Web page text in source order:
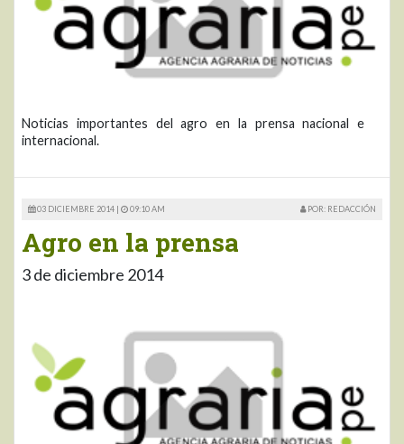
Noticias importantes del agro en la prensa nacional e
internacional.
03 DICIEMBRE 2014 | 09:10 AM POR: REDACCIÓN
Agro en la prensa
3 de diciembre 2014